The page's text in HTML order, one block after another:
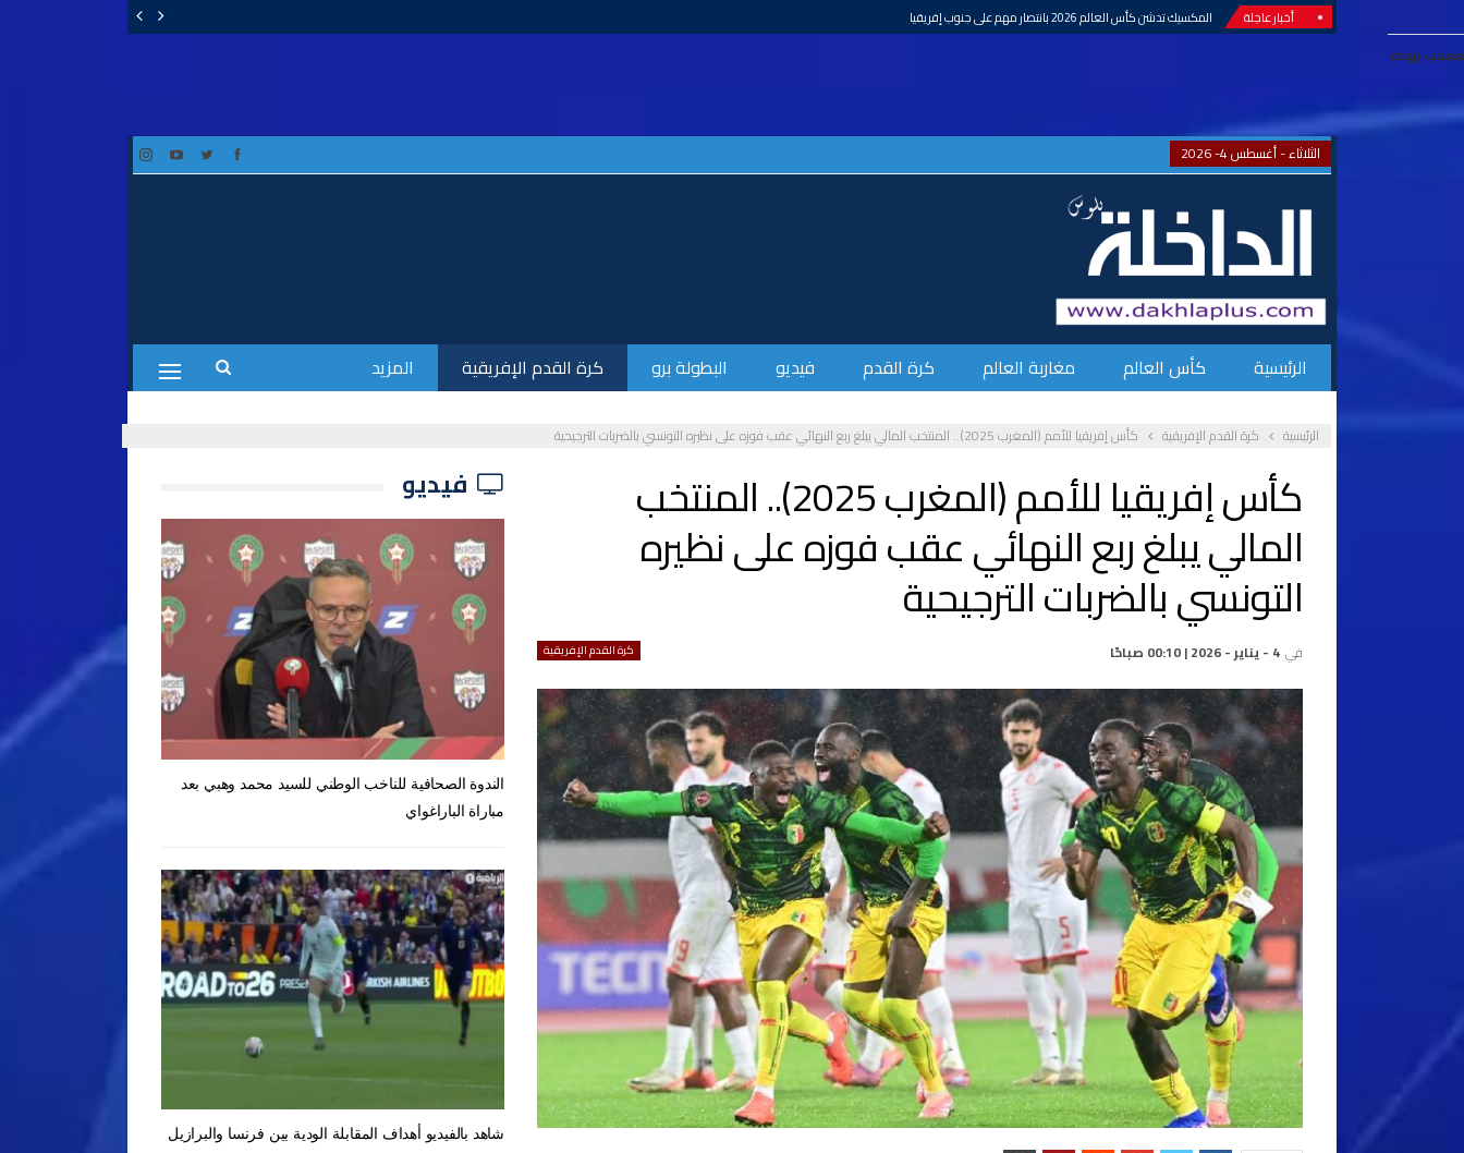
أخبار عاجلة المكسيك تدشن كأس العالم 2026 بانتصار مهم على جنوب إفريقيا
معجب بهذه:
الثلاثاء - أغسطس 4- 2026
الرئيسية كأس العالم مغاربة العالم كرة القدم فيديو البطولة برو كرة القدم الإفريقية المزيد
الرئيسية كرة القدم الإفريقية كأس إفريقيا للأمم (المغرب 2025).. المنتخب المالي يبلغ ربع النهائي عقب فوزه على نظيره التونسي بالضربات الترجيحية
كأس إفريقيا للأمم (المغرب 2025).. المنتخب
المالي يبلغ ربع النهائي عقب فوزه على نظيره
التونسي بالضربات الترجيحية
كرة القدم الإفريقية في 4 - يناير - 2026 | 00:10 صباحًا
فيديو
الندوة الصحافية للناخب الوطني للسيد محمد وهبي بعد
مباراة الباراغواي
شاهد بالفيديو أهداف المقابلة الودية بين فرنسا والبرازيل